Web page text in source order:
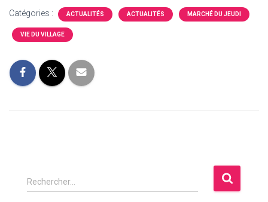
Catégories : ACTUALITÉS ACTUALITÉS MARCHÉ DU JEUDI
VIE DU VILLAGE
R
e
Rechercher…